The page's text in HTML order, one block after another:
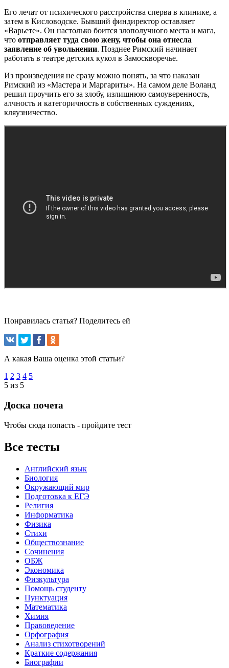
Его лечат от психического расстройства сперва в клинике, а
затем в Кисловодске. Бывший финдиректор оставляет
«Варьете». Он настолько боится злополучного места и мага,
что отправляет туда свою жену, чтобы она отнесла
заявление об увольнении. Позднее Римский начинает
работать в театре детских кукол в Замоскворечье.
Из произведения не сразу можно понять, за что наказан
Римский из «Мастера и Маргариты». На самом деле Воланд
решил проучить его за злобу, излишнюю самоуверенность,
алчность и категоричность в собственных суждениях,
кляузничество.
Понравилась статья? Поделитесь ей
А какая Ваша оценка этой статьи?
1 2 3 4 5
5 из 5
Доска почета
Чтобы сюда попасть - пройдите тест
Все тесты
Английский язык
Биология
Окружающий мир
Подготовка к ЕГЭ
Религия
Информатика
Физика
Стихи
Обществознание
Сочинения
ОБЖ
Экономика
Физкультура
Помощь студенту
Пунктуация
Математика
Химия
Правоведение
Орфография
Анализ стихотворений
Краткие содержания
Биографии